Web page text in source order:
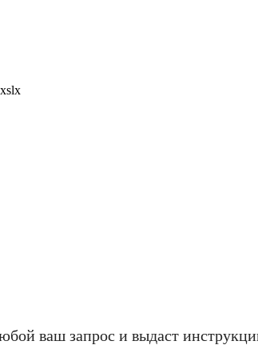
ваш запрос и выдаст